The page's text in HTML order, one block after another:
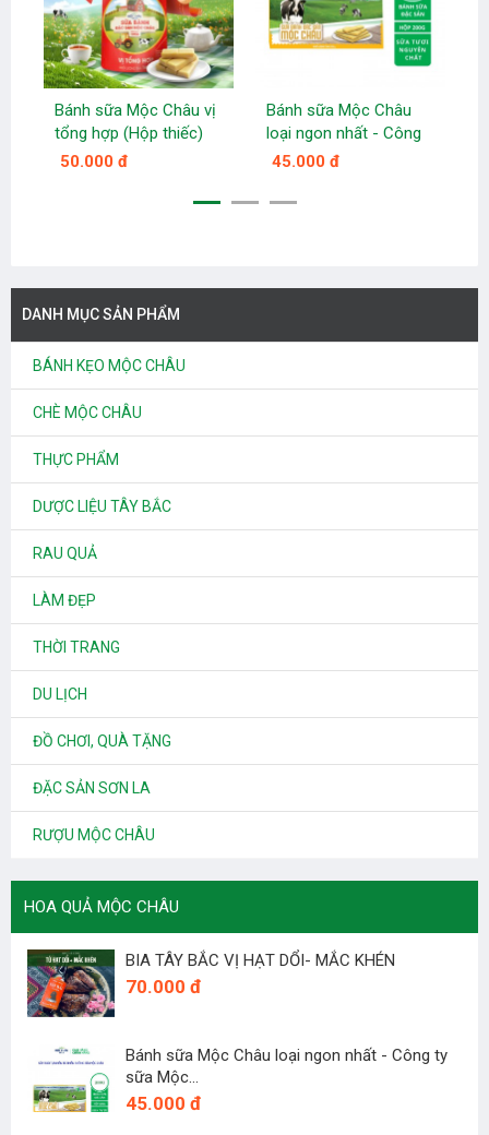
Bánh sữa Mộc Châu vị
tổng hợp (Hộp thiếc)
50.000 đ
Bánh sữa Mộc Châu
loại ngon nhất - Công
ty sữa Mộc Châu
45.000 đ
DANH MỤC SẢN PHẨM
BÁNH KẸO MỘC CHÂU
CHÈ MỘC CHÂU
THỰC PHẨM
DƯỢC LIỆU TÂY BẮC
RAU QUẢ
LÀM ĐẸP
THỜI TRANG
DU LỊCH
ĐỒ CHƠI, QUÀ TẶNG
ĐẶC SẢN SƠN LA
RƯỢU MỘC CHÂU
HOA QUẢ MỘC CHÂU
BIA TÂY BẮC VỊ HẠT DỔI- MẮC KHÉN
70.000 đ
Bánh sữa Mộc Châu loại ngon nhất - Công ty
sữa Mộc...
45.000 đ